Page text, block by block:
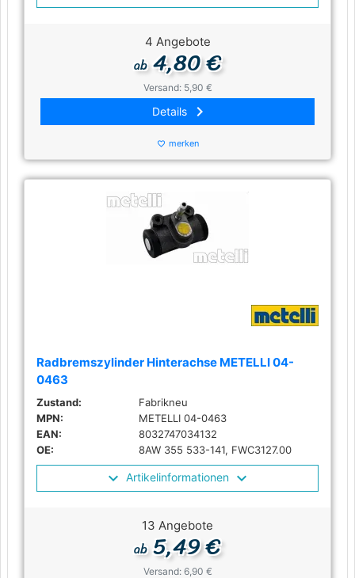
4 Angebote
ab4,80 €
Versand: 5,90 €
Details keyboard_arrow_right
favorite_border merken
Radbremszylinder Hinterachse METELLI 04-
0463
Zustand:
Fabrikneu
MPN:
METELLI 04-0463
EAN:
8032747034132
OE:
8AW 355 533-141, FWC3127.00
Artikelinformationen
13 Angebote
ab5,49 €
Versand: 6,90 €